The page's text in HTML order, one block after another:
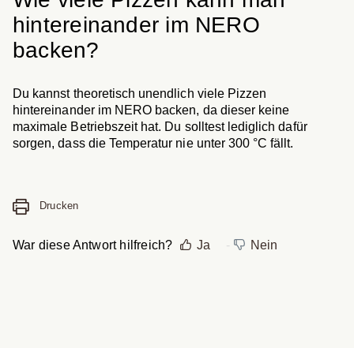
hintereinander im NERO
backen?
Du kannst theoretisch unendlich viele Pizzen
hintereinander im NERO backen, da dieser keine
maximale Betriebszeit hat. Du solltest lediglich dafür
sorgen, dass die Temperatur nie unter 300 °C fällt.
War diese Antwort hilfreich? Ja Nein
Drucken